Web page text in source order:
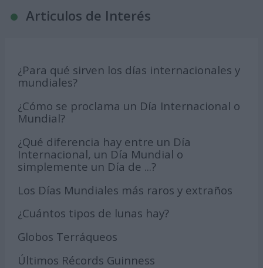
Articulos de Interés
¿Para qué sirven los días internacionales y
mundiales?
¿Cómo se proclama un Día Internacional o
Mundial?
¿Qué diferencia hay entre un Día
Internacional, un Día Mundial o
simplemente un Día de ...?
Los Días Mundiales más raros y extraños
¿Cuántos tipos de lunas hay?
Globos Terráqueos
Últimos Récords Guinness